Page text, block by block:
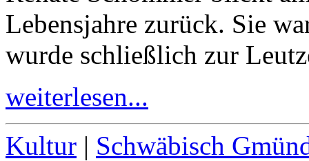
Lebensjahre zurück. Sie
wurde schließlich zur
weiterlesen...
Kultur | Schwäbisch